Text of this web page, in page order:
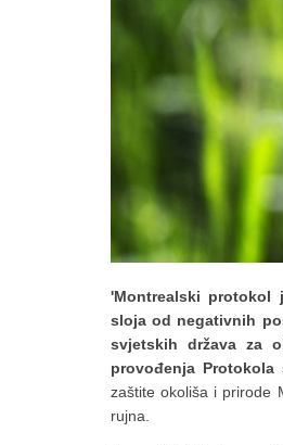
'Montrealski protokol
sloja od negativnih
svjetskih država za
provođenja
zaštite okoliša i prirode
rujna.